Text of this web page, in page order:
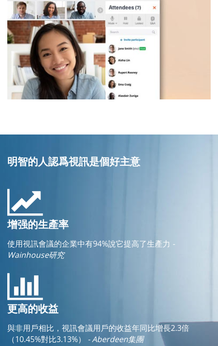
明智的人認爲視訊是個好主意
增强的生產率
使用視訊會議的企業中有94%說它提高了生產力 -
Wainhouse研究
更高的收益
與非用戶相比，視訊會議用戶的收益年同比增長2.3倍
（10.45%對比3.13%）
- Aberdeen集團